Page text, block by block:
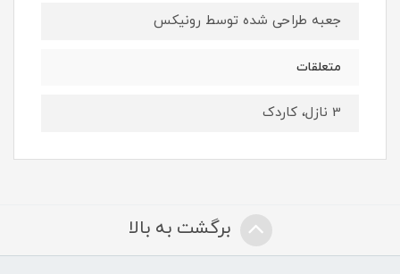
جعبه طراحی شده توسط رونیکس
متعلقات
3 نازل، کاردک
برگشت به بالا